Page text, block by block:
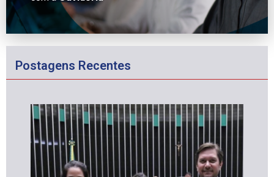
Postagens Recentes